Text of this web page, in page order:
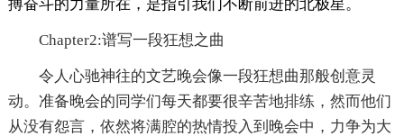
搏奋斗的力量所在，是指引我们不断前进的北极星。
Chapter2:谱写一段狂想之曲
令人心驰神往的文艺晚会像一段狂想曲那般创意灵
动。准备晚会的同学们每天都要很辛苦地排练，然而他们
从没有怨言，依然将满腔的热情投入到晚会中，力争为大